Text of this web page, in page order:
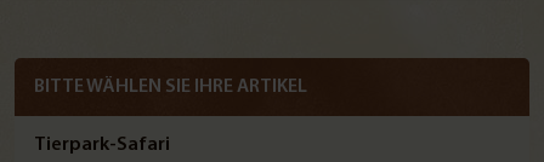
BITTE WÄHLEN SIE IHRE ARTIKEL
Tierpark-Safari